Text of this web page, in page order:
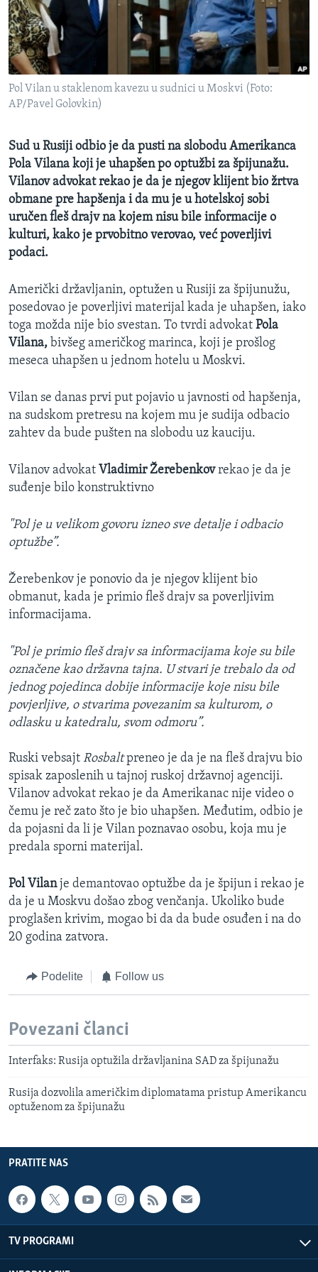
SPORT
INTERVJU
Pol Vilan u staklenom kavezu u sudnici u Moskvi (Foto:
AP/Pavel Golovkin)
Sud u Rusiji odbio je da pusti na slobodu Amerikanca
Pola Vilana koji je uhapšen po optužbi za špijunažu.
Vilanov advokat rekao je da je njegov klijent bio žrtva
obmane pre hapšenja i da mu je u hotelskoj sobi
uručen fleš drajv na kojem nisu bile informacije o
kulturi, kako je prvobitno verovao, već poverljivi
podaci.
Američki državljanin, optužen u Rusiji za špijunužu,
posedovao je poverljivi materijal kada je uhapšen, iako
toga možda nije bio svestan. To tvrdi advokat Pola
Vilana, bivšeg američkog marinca, koji je prošlog
meseca uhapšen u jednom hotelu u Moskvi.
Vilan se danas prvi put pojavio u javnosti od hapšenja,
na sudskom pretresu na kojem mu je sudija odbacio
zahtev da bude pušten na slobodu uz kauciju.
Vilanov advokat Vladimir Žerebenkovrekao je da je
suđenje bilo konstruktivno
"Pol je u velikom govoru izneo sve detalje i odbacio
optužbe”.
Žerebenkov je ponovio da je njegov klijent bio
obmanut, kada je primio fleš drajv sa poverljivim
informacijama.
"Pol je primio fleš drajv sa informacijama koje su bile
označene kao državna tajna. U stvari je trebalo da od
jednog pojedinca dobije informacije koje nisu bile
povjerljive, o stvarima povezanim sa kulturom, o
odlasku u katedralu, svom odmoru”.
Ruski vebsajt Rosbaltpreneo je da je na fleš drajvu bio
spisak zaposlenih u tajnoj ruskoj državnoj agenciji.
Vilanov advokat rekao je da Amerikanac nije video o
čemu je reč zato što je bio uhapšen. Međutim, odbio je
da pojasni da li je Vilan poznavao osobu, koja mu je
predala sporni materijal.
Pol Vilanje demantovao optužbe da je špijun i rekao je
da je u Moskvu došao zbog venčanja. Ukoliko bude
proglašen krivim, mogao bi da da bude osuđen i na do
20 godina zatvora.
Podelite Follow us
Povezani članci
Interfaks: Rusija optužila državljanina SAD za špijunažu
Rusija dozvolila američkim diplomatama pristup Amerikancu
optuženom za špijunažu
PRATITE NAS
TV PROGRAMI